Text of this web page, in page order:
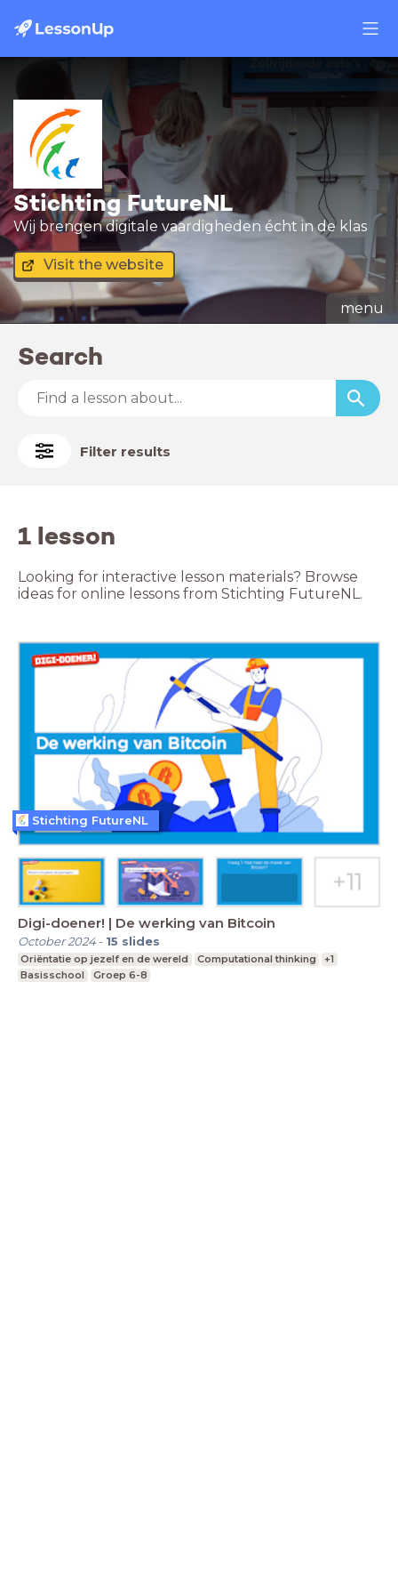
Stichting FutureNL
Wij brengen digitale vaardigheden écht in de klas
Visit the website
menu
Search
Filter results
1 lesson
Looking for interactive lesson materials? Browse
ideas for online lessons from Stichting FutureNL.
Digi-doener! | De werking van Bitcoin
October 2024- 15 slides
Oriëntatie op jezelf en de wereld Computational thinking
+1
Basisschool
Groep 6-8
Stichting FutureNL